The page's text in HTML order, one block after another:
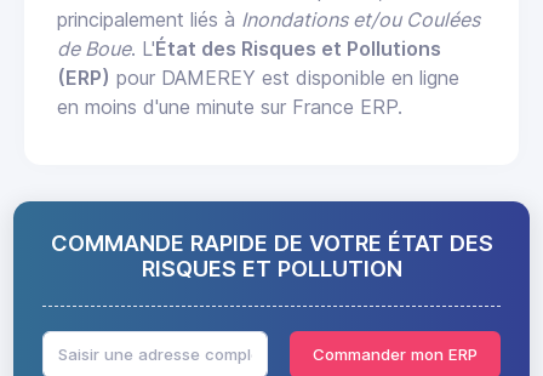
principalement liés à Inondations et/ou Coulées
de Boue. L'État des Risques et Pollutions
(ERP) pour DAMEREY est disponible en ligne
en moins d'une minute sur France ERP.
COMMANDE RAPIDE DE VOTRE ÉTAT DES
RISQUES ET POLLUTION
Commander mon ERP